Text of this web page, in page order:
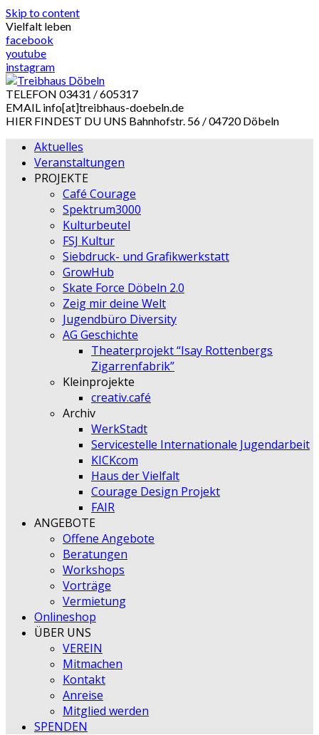
Skip to content
Vielfalt leben
facebook
youtube
instagram
TELEFON 03431 / 605317
EMAIL info[at]treibhaus-doebeln.de
HIER FINDEST DU UNS Bahnhofstr. 56 / 04720 Döbeln
Aktuelles
Veranstaltungen
PROJEKTE
Café Courage
Spektrum3000
Kulturbeutel
FSJ Kultur
Siebdruck- und Grafikwerkstatt
GrowHub
Skate Force Döbeln 2.0
Zeig mir deine Welt
Jugendbüro Diversity
AG Geschichte
Theaterprojekt “Isay Rottenbergs
Zigarrenfabrik”
Kleinprojekte
creativ.café
Archiv
WerkStadt
Servicestelle Internationale Jugendarbeit
KICKcom
Haus der Vielfalt
Courage Design Projekt
FAIR
ANGEBOTE
Offene Angebote
Beratungen
Workshops
Vorträge
Vermietung
Onlineshop
ÜBER UNS
VEREIN
Mitmachen
Kontakt
Anreise
Mitglied werden
SPENDEN